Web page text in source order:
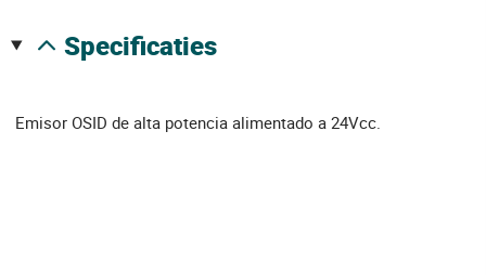
specificaties
Emisor OSID de alta potencia alimentado a 24Vcc.